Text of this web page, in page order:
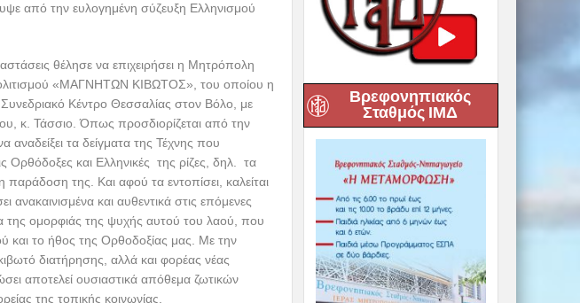
από την ευλογημένη σύζευξη Ελληνισμού
θέλησε να επιχειρήσει η Μητρόπολη
«ΜΑΓΝΗΤΩΝ ΚΙΒΩΤΟΣ», του οποίου η
Κέντρο Θεσσαλίας στον Βόλο, με
κ. Τάσσιο. Όπως προσδιορίζεται από την
αναδείξει τα δείγματα της Τέχνης που
Ορθόδοξες και Ελληνικές της ρίζες, δηλ. τα
της. Και αφού τα εντοπίσει, καλείται
ανακαινισμένα και αυθεντικά στις επόμενες
της ομορφιάς της ψυχής αυτού του λαού, που
και το ήθος της Ορθοδοξίας μας. Με την
διατήρησης, αλλά και φορέας νέας
αποτελεί ουσιαστικά απόθεμα ζωτικών
της τοπικής κοινωνίας.
Βρεφονηπιακός
Σταθμός ΙΜΔ